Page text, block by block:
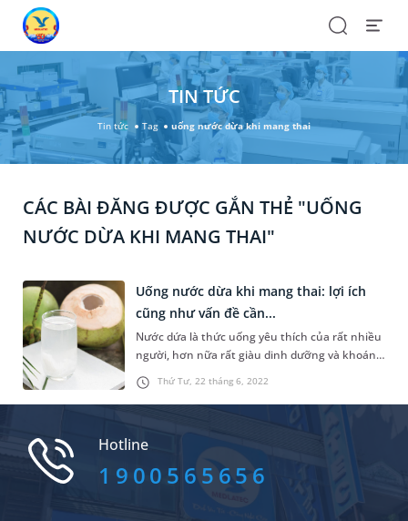
SearchOpen
TIN TỨC
Tin tức Tag uống nước dừa khi mang thai
CÁC BÀI ĐĂNG ĐƯỢC GẮN THẺ "UỐNG
NƯỚC DỪA KHI MANG THAI"
Thứ Tư, 22 tháng 6, 2022
Uống nước dừa khi mang thai: lợi ích
cũng như vấn đề cần...
Nước dứa là thức uống yêu thích của rất nhiều
người, hơn nữa rất giàu dinh dưỡng và khoáng
chất tốt cho sự phát triển của thai nhi. Vì thế,
uống nước dừa khi mang thai được nhiều mẹ
bầu thực hiện, song tác dụng thực sự với sức
thể gây ảnh hưởng gì cho...
Hotline
1900565656